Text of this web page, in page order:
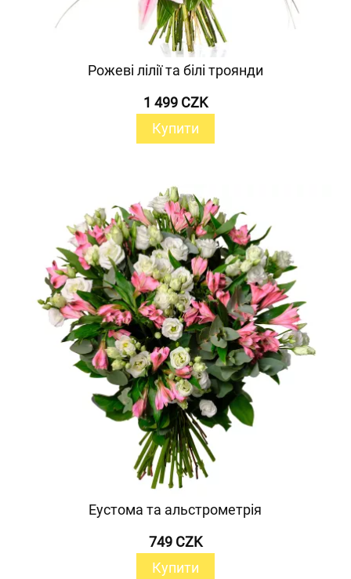
Рожеві лілії та білі троянди
1 499 CZK
Купити
Еустома та альстрометрія
749 CZK
Купити